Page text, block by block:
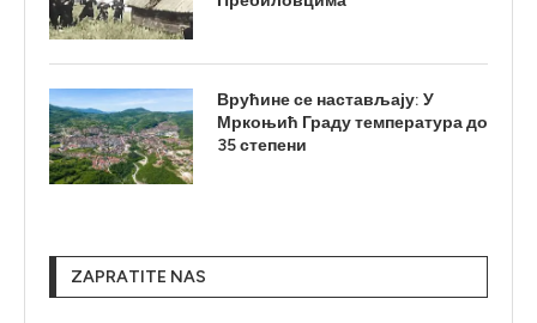
Врућине се настављају: У
Мркоњић Граду температура до
35 степени
ZAPRATITE NAS